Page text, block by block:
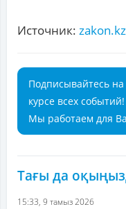
Источник: zakon.kz
Подписывайтесь
курсе всех событий!
Мы работаем для
Тағы да
15:33, 9 тамыз 2026